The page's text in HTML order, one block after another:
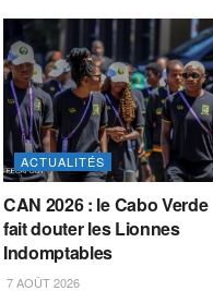
ACTUALITÉS
CAN 2026 : le Cabo Verde
fait douter les Lionnes
Indomptables
7 AOÛT 2026